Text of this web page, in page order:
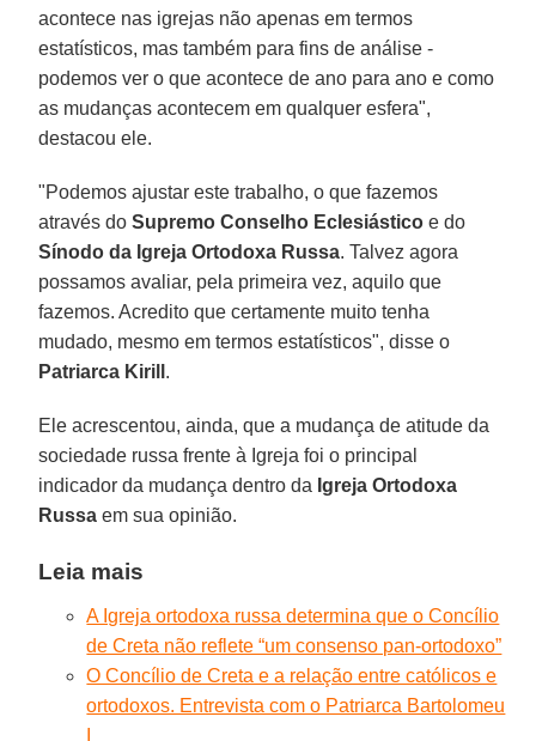
acontece nas igrejas não apenas em termos
estatísticos, mas também para fins de análise -
podemos ver o que acontece de ano para ano e como
as mudanças acontecem em qualquer esfera",
destacou ele.
"Podemos ajustar este trabalho, o que fazemos
através doSupremo Conselho Eclesiástico e do
Sínodo da Igreja Ortodoxa Russa. Talvez agora
possamos avaliar, pela primeira vez, aquilo que
fazemos. Acredito que certamente muito tenha
mudado, mesmo em termos estatísticos", disse o
Patriarca Kirill .
Ele acrescentou, ainda, que a mudança de atitude da
sociedade russa frente à Igreja foi o principal
indicador da mudança dentro da Igreja Ortodoxa
Russa em sua opinião.
Leia mais
A Igreja ortodoxa russa determina que o Concílio
de Creta não reflete “um consenso pan-ortodoxo”
O Concílio de Creta e a relação entre católicos e
ortodoxos. Entrevista com o Patriarca Bartolomeu